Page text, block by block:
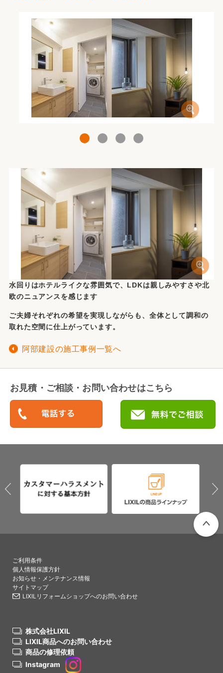
水回りはホテルライクな雰囲気で、LDKは親しみやすさや北
欧のニュアンスを感じます
ご夫婦それぞれの希望を実現しながらも、全体として調和の
取れた空間に仕上がっています。
阿部建設の施工事例一覧へ
お見積・ご相談・お問い合わせはこちら
ご利用条件
個人情報保護方針
お知らせ・メンテナンス情報
サイトマップ
LIXILリフォームショップへのお問い合わせ
株式会社LIXIL
LIXIL商品へのお問い合わせ
商品の修理依頼
Instagram